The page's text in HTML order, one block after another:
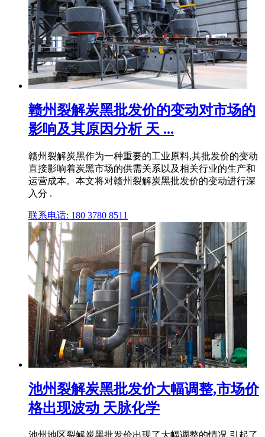
赣州裂解炭黑批发价的变动对市场的
影响及其原因分析 天 ...
赣州裂解炭黑作为一种重要的工业原料,其批发价的变动
直接影响着炭黑市场的供需关系以及相关行业的生产和
运营成本。本文将对赣州裂解炭黑批发价的变动进行深
入分 .
联系电话: 180 3780 8511
池州裂解炭黑批发价大幅调整,市场价
格出现波动 天脉化学
池州地区裂解炭黑批发价出现了大幅调整的情况,引起了